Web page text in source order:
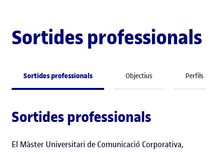
Sortides professionals
Sortides professionals Objectius Perfils
Sortides professionals
El Màster Universitari de Comunicació Corporativa,